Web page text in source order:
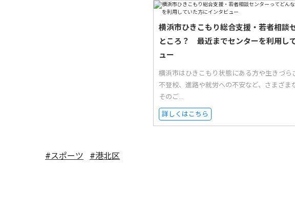
横浜市ひきこもり総合支援・若者相談
ところ？ 最近までセンターを利用し
ュー
横浜市はひきこもり状態にある方や生きづら
不登校、進路や就労への不安など、さまざま
そのご...
詳しくはこちら
#スポーツ #港北区